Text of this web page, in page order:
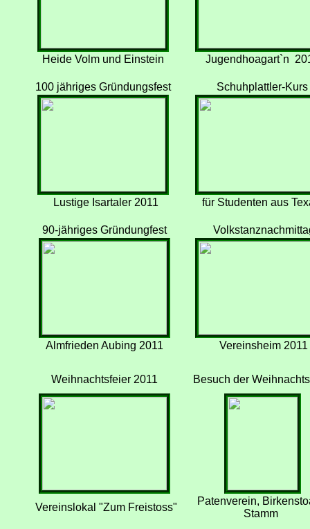
Heide Volm und Einstein Jugendhoagart`n
100 jähriges Gründungsfest Schuhplattler-Kurs
Lustige Isartaler 2011 für Studenten aus
90-jähriges Gründungfest
Almfrieden Aubing 2011 Vereinsheim 2011
Weihnachtsfeier 2011 Besuch der
Vereinslokal "Zum Freistoss"
Patenverein,
Stamm